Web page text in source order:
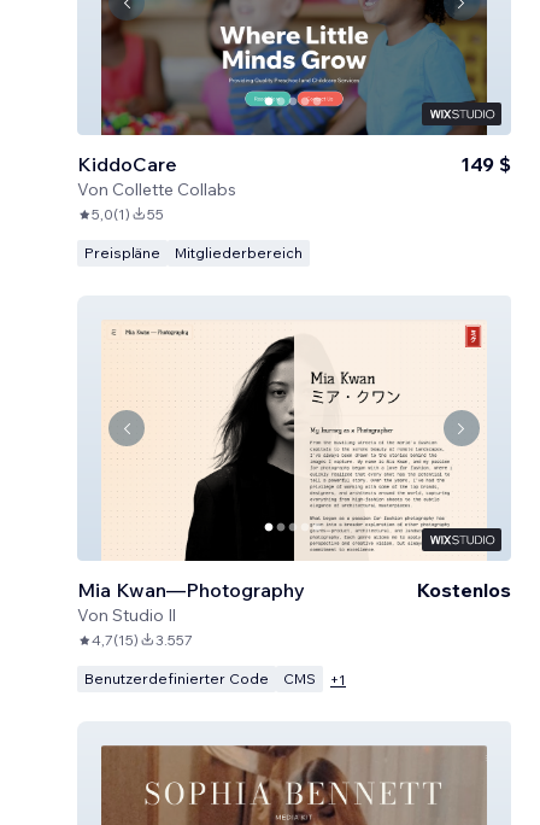
KiddoCare
Von Collette Collabs
149 $
5,0(1) 55
Preispläne Mitgliederbereich
Mia Kwan—Photography
Von Studio Il
Kostenlos
4,7(15) 3.557
Benutzerdefinierter Code CMS +1